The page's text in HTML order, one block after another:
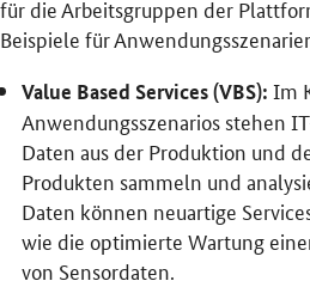
für die Arbeitsgruppen der
Beispiele für
Value Based Services (VBS): Im
Anwendungsszenarios stehen
Daten aus der Produktion und
Produkten sammeln und
Daten können neuartige
wie die optimierte Wartung
von Sensordaten.